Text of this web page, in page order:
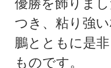
優勝を飾りま
つき、粘り強
鵬とともに是
ものです。